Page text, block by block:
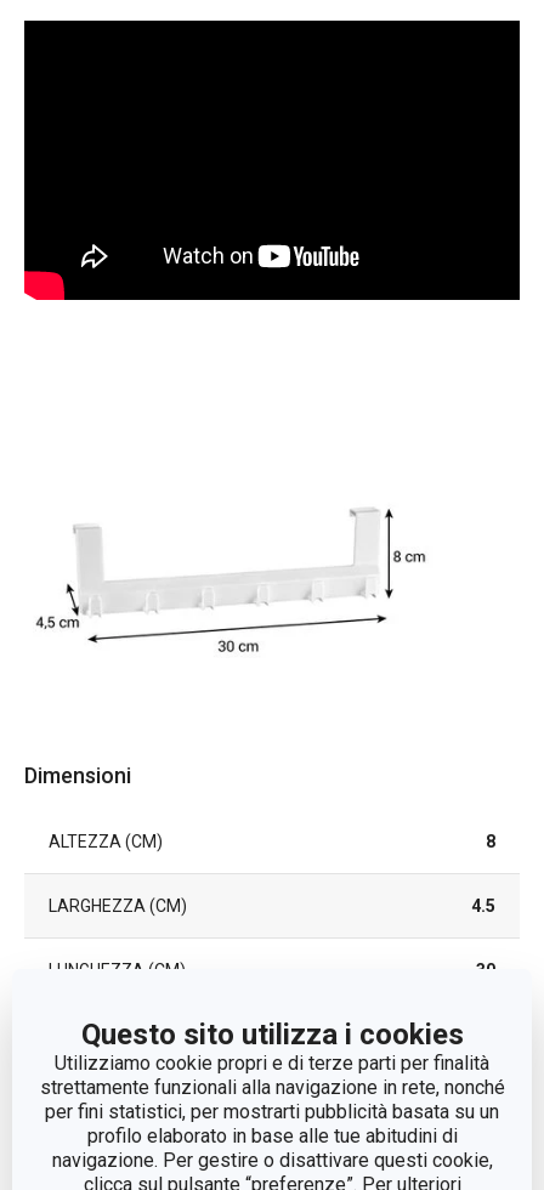
Questo sito utilizza i cookies
Utilizziamo cookie propri e di terze parti per finalità
strettamente funzionali alla navigazione in rete, nonché
per fini statistici, per mostrarti pubblicità basata su un
profilo elaborato in base alle tue abitudini di
navigazione. Per gestire o disattivare questi cookie,
clicca sul pulsante “preferenze”. Per ulteriori
Dimensioni
ALTEZZA (CM) 8
LARGHEZZA (CM) 4.5
LUNGHEZZA (CM) 30
Altri parametri
CATEGORIA
organizzazione della
cucina